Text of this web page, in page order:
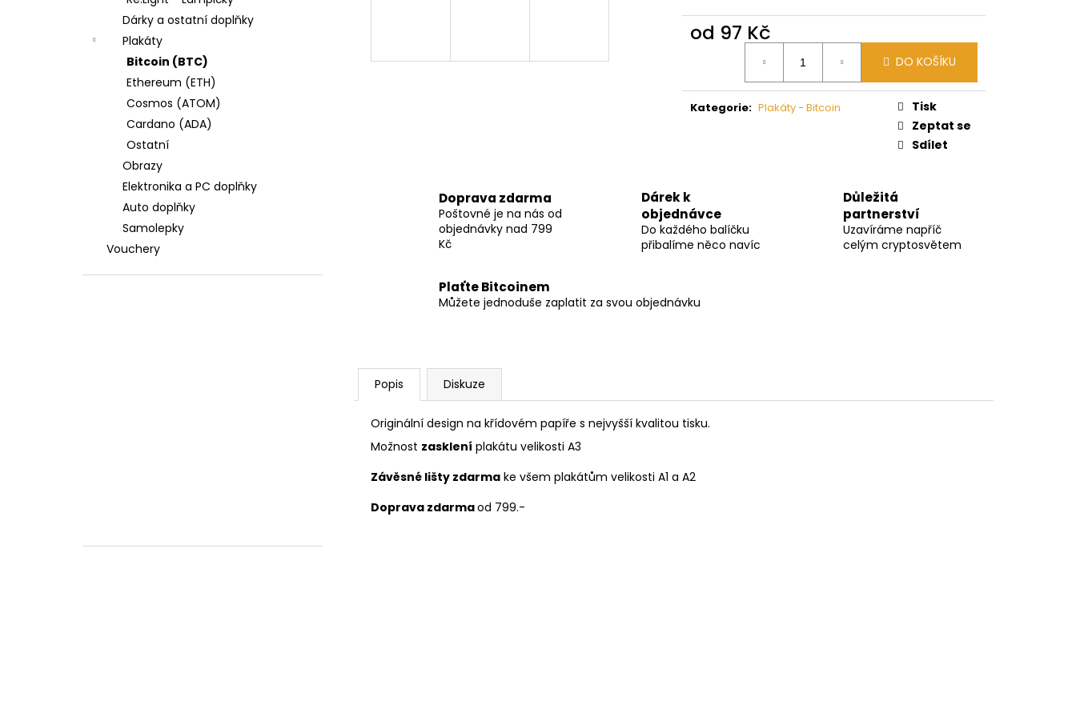
Dárky a ostatní doplňky
Plakáty
Bitcoin (BTC)
Ethereum (ETH)
Cosmos (ATOM)
Cardano (ADA)
Ostatní
Obrazy
Elektronika a PC doplňky
Auto doplňky
Samolepky
Vouchery
od 97 Kč
DO KOŠÍKU
Kategorie: Plakáty - Bitcoin
Tisk
Zeptat se
Sdílet
Doprava zdarma
Poštovné je na nás od
objednávky nad 799
Kč
Dárek k
objednávce
Do každého balíčku
přibalíme něco navíc
Důležitá
partnerství
Uzavíráme napříč
celým cryptosvětem
Plaťte Bitcoinem
Můžete jednoduše zaplatit za svou objednávku
Popis Diskuze
Originální design na křídovém papíře s nejvyšší kvalitou tisku.
Možnost zasklení plakátu velikosti A3
Závěsné lišty zdarma ke všem plakátům velikosti A1 a A2
Doprava zdarmaod 799.-